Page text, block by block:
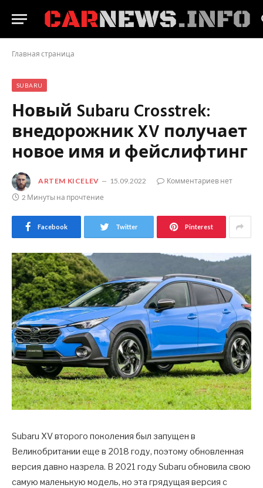
Главная страница
SUBARU
Новый Subaru Crosstrek:
внедорожник XV получает
новое имя и фейслифтинг
ARTEM KICELEV 15.09.2022
Комментариев нет
2 Минуты на прочтение
Facebook Twitter Pinterest
Subaru XV второго поколения был запущен в
Великобритании еще в 2018 году, поэтому обновленная
версия давно назрела. В 2021 году Subaru обновила свою
самую маленькую модель, но эта грядущая версия с